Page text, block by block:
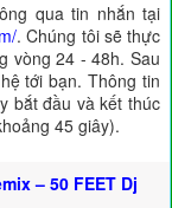
qua tin nhắn tại
. Chúng tôi sẽ thực
vòng 24 - 48h. Sau
tới bạn. Thông tin
bắt đầu và kết thúc
45 giây).
– 50 FEET Dj